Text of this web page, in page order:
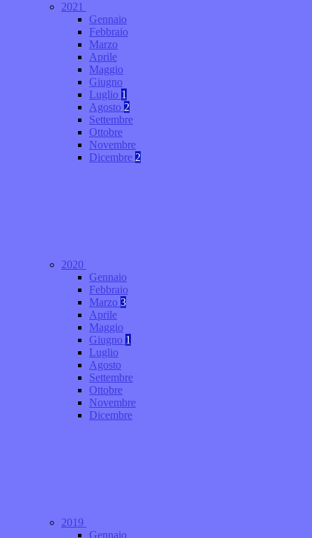
2021
Gennaio
Febbraio
Marzo
Aprile
Maggio
Giugno
Luglio 1
Agosto 2
Settembre
Ottobre
Novembre
Dicembre 2
2020
Gennaio
Febbraio
Marzo 3
Aprile
Maggio
Giugno 1
Luglio
Agosto
Settembre
Ottobre
Novembre
Dicembre
2019
Gennaio